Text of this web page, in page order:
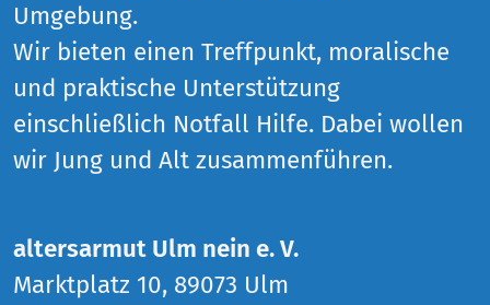
Umgebung.
Wir bieten einen Treffpunkt, moralische
und praktische Unterstützung
einschließlich Notfall Hilfe. Dabei wollen
wir Jung und Alt zusammenführen.
altersarmut Ulm nein e. V.
Marktplatz 10, 89073 Ulm